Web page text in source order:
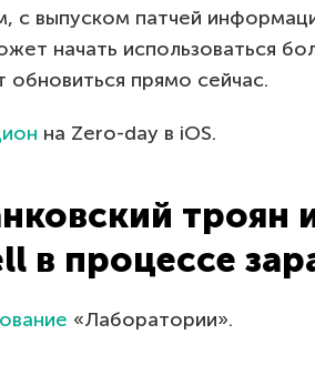
с выпуском патчей
начать использоваться
обновиться прямо сейчас.
на Zero-day в iOS.
троян
в процессе
«Лаборатории».